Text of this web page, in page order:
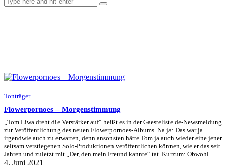
Tonträger
Flowerpornoes – Morgenstimmung
„Tom Liwa dreht die Verstärker auf“ heißt es in der Gaesteliste.de-Newsmeldung
zur Veröffentlichung des neuen Flowerpornoes-Albums. Na ja: Das war ja
irgendwie auch zu erwarten, denn ansonsten hätte Tom ja auch wieder eine jener
seltsam verstiegenen Solo-Produktionen veröffentlichen können, wie er das seit
Jahren und zuletzt mit „Der, den mein Freund kannte“ tat. Kurzum: Obwohl…
4. Juni 2021